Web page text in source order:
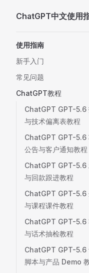
Skip to content
ChatGPT中文使用
使用指南
新手入门
常见问题
ChatGPT教程
ChatGPT GPT-5.6
与技术偏离表教程
ChatGPT GPT-5.6
公告与客户通知教程
ChatGPT GPT-5.6
与回款跟进教程
ChatGPT GPT-5.6
与课程课件教程
ChatGPT GPT-5.6
与话术抽检教程
ChatGPT GPT-5.6
脚本与产品 Demo